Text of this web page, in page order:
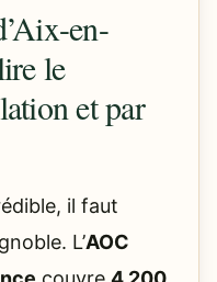
en-
le
et par
il faut
L’AOC